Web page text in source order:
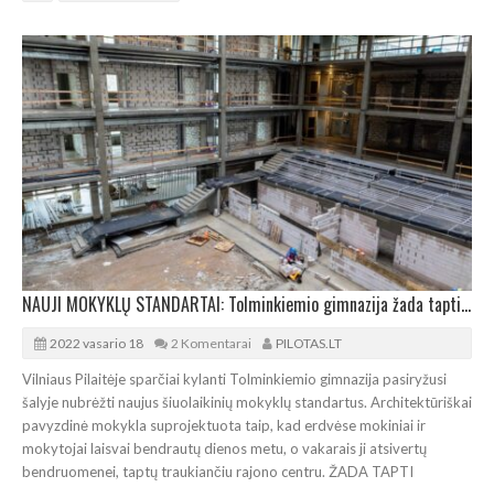
NAUJI MOKYKLŲ STANDARTAI: Tolminkiemio gimnazija žada tapti bendruomenės centru
2022 vasario 18 2 Komentarai PILOTAS.LT
Vilniaus Pilaitėje sparčiai kylanti Tolminkiemio gimnazija pasiryžusi
šalyje nubrėžti naujus šiuolaikinių mokyklų standartus. Architektūriškai
pavyzdinė mokykla suprojektuota taip, kad erdvėse mokiniai ir
mokytojai laisvai bendrautų dienos metu, o vakarais ji atsivertų
bendruomenei, taptų traukiančiu rajono centru. ŽADA TAPTI